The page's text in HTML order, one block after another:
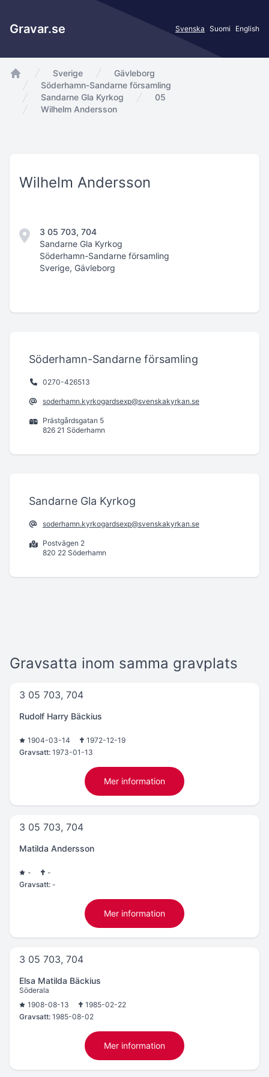
Gravar.se Svenska Suomi English
app.Start
Sverige
Gävleborg
Söderhamn-Sandarne församling
Sandarne Gla Kyrkog
05
Wilhelm Andersson
Wilhelm Andersson
3 05 703, 704
Sandarne Gla Kyrkog
Söderhamn-Sandarne församling
Sverige, Gävleborg
Söderhamn-Sandarne församling
0270-426513
soderhamn.kyrkogardsexp@svenskakyrkan.se
Prästgårdsgatan 5
826 21 Söderhamn
Sandarne Gla Kyrkog
soderhamn.kyrkogardsexp@svenskakyrkan.se
Postvägen 2
820 22 Söderhamn
Gravsatta inom samma gravplats
3 05 703, 704
Rudolf Harry Bäckius
1904-03-14
1972-12-19
Gravsatt: 1973-01-13
Mer information
3 05 703, 704
Matilda Andersson
-
-
Gravsatt: -
Mer information
3 05 703, 704
Elsa Matilda Bäckius
Söderala
1908-08-13
1985-02-22
Gravsatt: 1985-08-02
Mer information